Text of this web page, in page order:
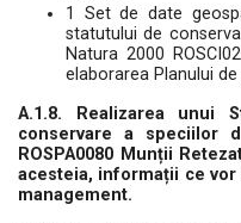
1 Set de date
statutului de
Natura 2000
elaborarea Planului
A.1.8. Realizarea unui
conservare a speciilor
ROSPA0080 Munții
acesteia, informații ce
management.